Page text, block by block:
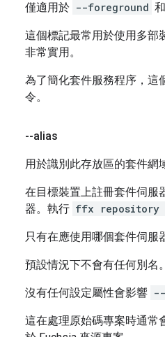
僅適用於 --foreground 和
這個標記最常用於使用多部
非常實用。
為了簡化套件服務程序，這
令。
--alias
用於識別此存放區的套件網
在目標裝置上註冊套件伺服
器。執行 ffx
只有在應使用哪個套件伺服
預設情況下不會有任何別名。
沒有任何設定屬性會影響
這在處理原始碼專案時通常